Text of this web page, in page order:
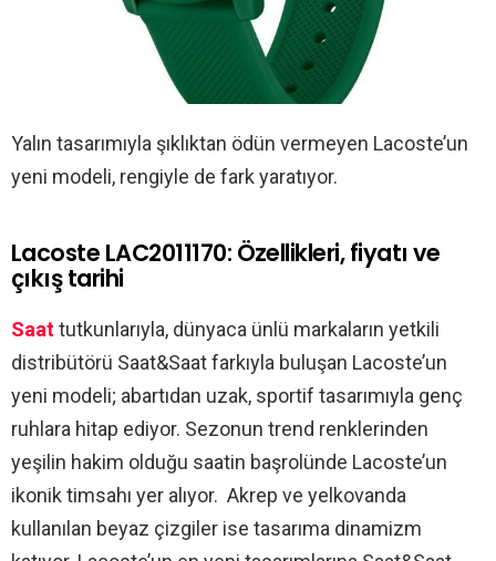
Yalın tasarımıyla şıklıktan ödün vermeyen Lacoste’un
yeni modeli, rengiyle de fark yaratıyor.
Lacoste LAC2011170: Özellikleri, fiyatı ve
çıkış tarihi
Saattutkunlarıyla, dünyaca ünlü markaların yetkili
distribütörü Saat&Saat farkıyla buluşan Lacoste’un
yeni modeli; abartıdan uzak, sportif tasarımıyla genç
ruhlara hitap ediyor. Sezonun trend renklerinden
yeşilin hakim olduğu saatin başrolünde Lacoste’un
ikonik timsahı yer alıyor. Akrep ve yelkovanda
kullanılan beyaz çizgiler ise tasarıma dinamizm